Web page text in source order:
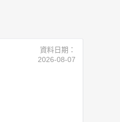
資料日期：
2026-08-07